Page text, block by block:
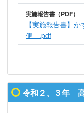
実施報告書（PDF）
【実施報告書】
便」.pdf
令和２、３年